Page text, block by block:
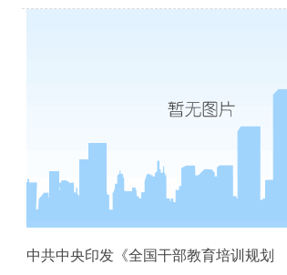
中共中央印发《全国干部教育培训规划